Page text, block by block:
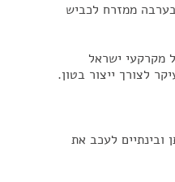
ממזרח לכביש
מקרקעי ישראל
לצורך ייצור בטון.
ובינתיים לעכב את